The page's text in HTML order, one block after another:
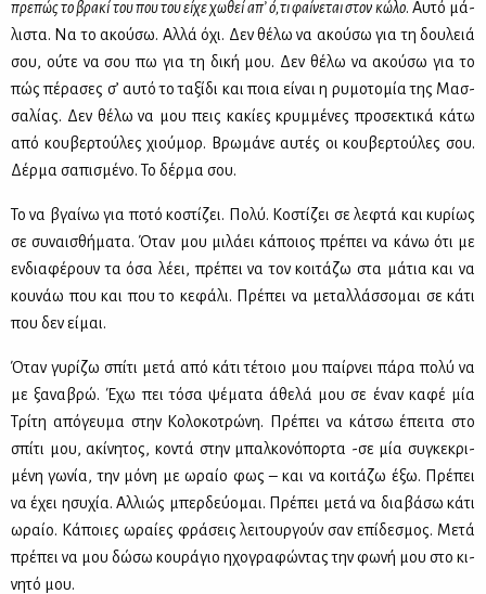
πρε­πώς το βρα­κί του που του εί­χε χω­θεί απ’ ό,τι φαί­νε­ται στον κώ­λο. Αυ­τό μά­
λι­στα. Να το ακού­σω. Αλ­λά όχι. Δεν θέ­λω να ακού­σω για τη δου­λειά
σου, ού­τε να σου πω για τη δι­κή μου. Δεν θέ­λω να ακού­σω για το
πώς πέ­ρα­σες σ’ αυ­τό το τα­ξί­δι και ποια εί­ναι η ρυ­μο­το­μία της Μασ­
σα­λί­ας. Δεν θέ­λω να μου πεις κα­κί­ες κρυμ­μέ­νες προ­σε­κτι­κά κά­τω
από κου­βερ­τού­λες χιού­μορ. Βρω­μά­νε αυ­τές οι κου­βερ­τού­λες σου.
Δέρ­μα σα­πι­σμέ­νο. Το δέρ­μα σου.
Το να βγαί­νω για πο­τό κο­στί­ζει. Πο­λύ. Κο­στί­ζει σε λε­φτά και κυ­ρί­ως
σε συ­ναι­σθή­μα­τα. Όταν μου μι­λά­ει κά­ποιος πρέ­πει να κά­νω ότι με
εν­δια­φέ­ρουν τα όσα λέ­ει, πρέ­πει να τον κοι­τά­ζω στα μά­τια και να
κου­νάω που και που το κε­φά­λι. Πρέ­πει να με­ταλ­λάσ­σο­μαι σε κά­τι
που δεν εί­μαι.
Όταν γυ­ρί­ζω σπί­τι με­τά από κά­τι τέ­τοιο μου παίρ­νει πά­ρα πο­λύ να
με ξα­να­βρώ. Έχω πει τό­σα ψέ­μα­τα άθε­λά μου σε έναν κα­φέ μία
Τρί­τη από­γευ­μα στην Κο­λο­κο­τρώ­νη. Πρέ­πει να κά­τσω έπει­τα στο
σπί­τι μου, ακί­νη­τος, κο­ντά στην μπαλ­κο­νό­πορ­τα -σε μία συ­γκε­κρι­
μέ­νη γω­νία, την μό­νη με ωραίο φως – και να κοι­τά­ζω έξω. Πρέ­πει
να έχει ησυ­χία. Αλ­λιώς μπερ­δεύ­ο­μαι. Πρέ­πει με­τά να δια­βά­σω κά­τι
ωραίο. Κά­ποιες ωραί­ες φρά­σεις λει­τουρ­γούν σαν επί­δε­σμος. Με­τά
πρέ­πει να μου δώ­σω κου­ρά­γιο ηχο­γρα­φώ­ντας την φω­νή μου στο κι­
νη­τό μου.